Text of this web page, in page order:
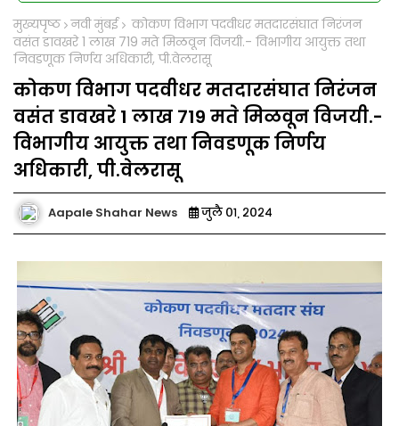
मुख्यपृष्ठ नवी मुंबई
कोकण विभाग पदवीधर मतदारसंघात निरंजन
वसंत डावखरे 1 लाख 719 मते मिळवून विजयी.- विभागीय आयुक्त तथा
निवडणूक निर्णय अधिकारी, पी.वेलरासू
कोकण विभाग पदवीधर मतदारसंघात निरंजन
वसंत डावखरे 1 लाख 719 मते मिळवून विजयी.-
विभागीय आयुक्त तथा निवडणूक निर्णय
अधिकारी, पी.वेलरासू
Aapale Shahar News जुलै ०१, २०२४